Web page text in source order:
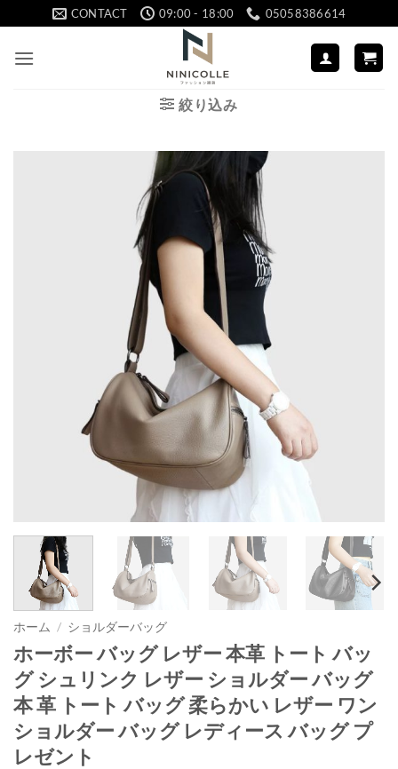
to
content
CONTACT 09:00 - 18:00 05058386614
絞り込み
ホーム / ショルダーバッグ
ホーボー バッグ レザー 本革 トート バッ
グ シュリンク レザー ショルダー バッグ
本 革 トート バッグ 柔らかい レザー ワン
ショルダー バッグ レディース バッグ プ
レゼント